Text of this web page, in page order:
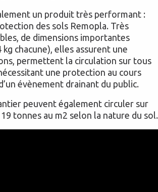
un produit très performant :
des sols Remopla. Très
de dimensions importantes
chacune), elles assurent une
permettent la circulation sur tous
une protection au cours
évènement drainant du public.
peuvent également circuler sur
19 tonnes au m2 selon la nature du sol.